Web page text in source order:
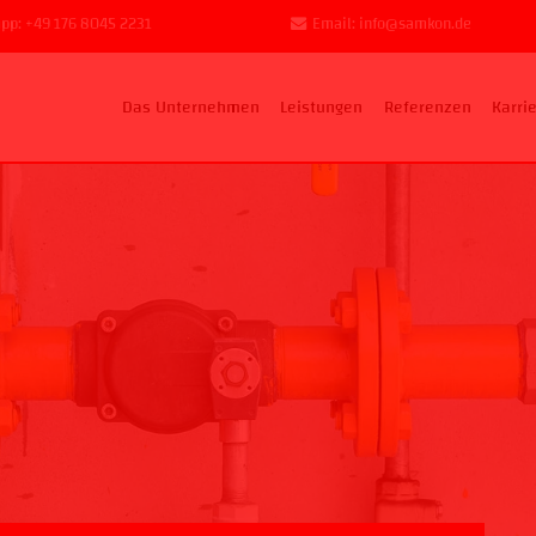
+49 176 8045 2231 Email: info@samkon.de
Das Unternehmen Leistungen Referenzen